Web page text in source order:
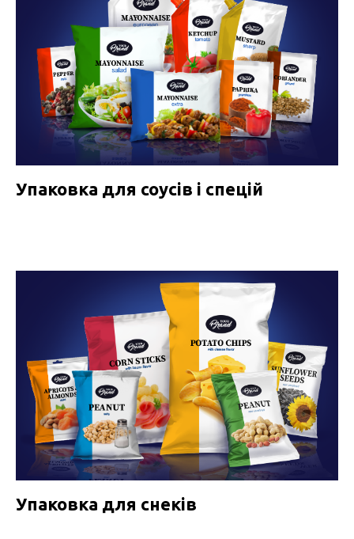
Упаковка для соусів і спецій
Упаковка для снеків